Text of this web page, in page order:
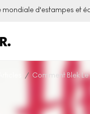
mondiale d'estampes et
Comment Blek